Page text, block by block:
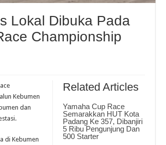
Lokal Dibuka Pada
Championship
Related Articles
Yamaha Cup Race
Semarakkan HUT Kota
Padang Ke 357, Dibanjiri
5 Ribu Pengunjung Dan
500 Starter
Kebumen
dan
di Kebumen